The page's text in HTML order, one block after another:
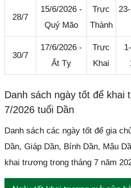
28/7
15/6/2026 -
Quý Mão
Trực
Thành
30/7
17/6/2026 -
Ất Tỵ
Trực
Khai
Danh sách ngày tốt để khai
7/2026 tuổi Dần
Danh sách các ngày tốt để gia
Dần, Giáp Dần, Bính Dần, Mậu
khai trương trong tháng 7 năm